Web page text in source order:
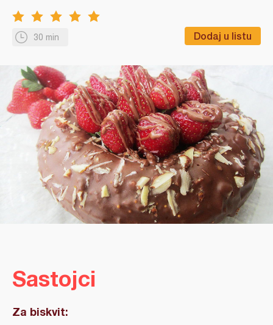
30 min Dodaj u listu
Sastojci
Za biskvit: